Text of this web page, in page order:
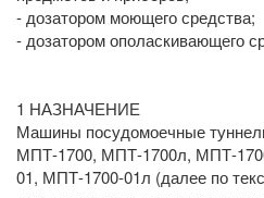
- дозатором моющего средства;
- дозатором ополаскивающего
1 НАЗНАЧЕНИЕ
Машины посудомоечные
МПТ-1700, МПТ-1700л, МПТ-
01, МПТ-1700-01л (далее по